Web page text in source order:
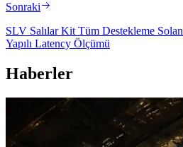
Sonraki
SLV Salılar Kit Tüm Destekleme
Yapılı Latency Ölçümü
Haberler